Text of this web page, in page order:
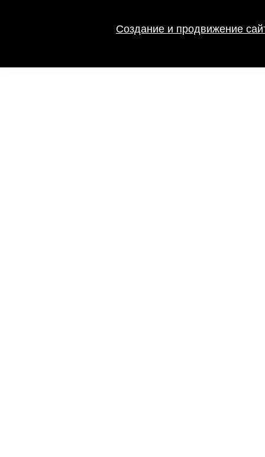
Создание и продвижение